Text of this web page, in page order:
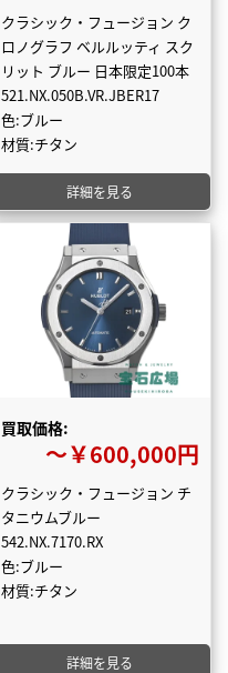
クラシック・フュージョン ク
ロノグラフ ベルルッティ スク
リット ブルー 日本限定100本
521.NX.050B.VR.JBER17
色:ブルー
材質:チタン
詳細を見る
買取価格:
〜￥600,000円
クラシック・フュージョン チ
タニウムブルー
542.NX.7170.RX
色:ブルー
材質:チタン
詳細を見る